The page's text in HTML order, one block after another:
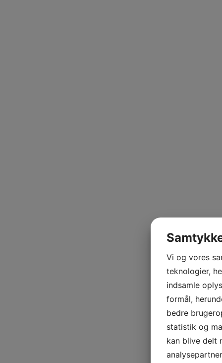
Vi og vores
teknologier,
indsamle
formål,
bedre
statistik og
kan blive delt